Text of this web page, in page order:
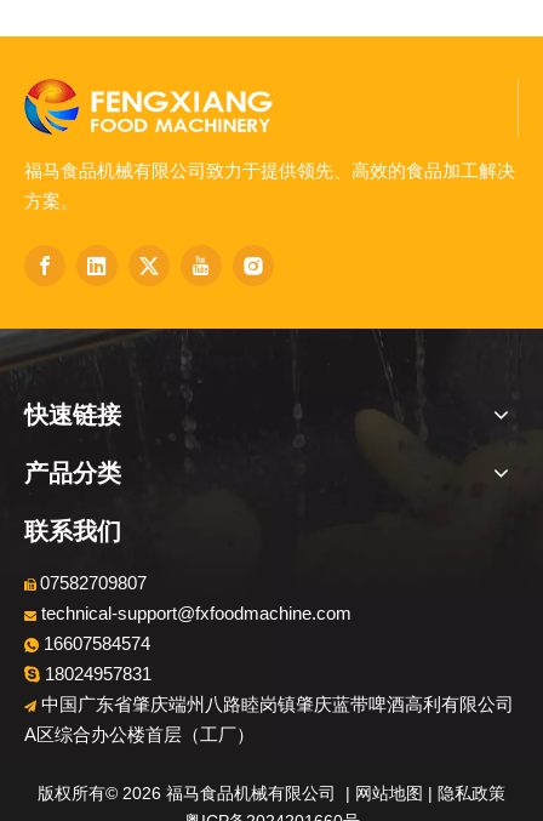
福马食品机械有限公司致力于提供领先、高效的食品加工解决
方案。
快速链接
产品分类
联系我们
 07582709807
 technical-support@fxfoodmachine.com
 16607584574
 18024957831
 中国广东省肇庆端州八路睦岗镇肇庆蓝带啤酒高利有限公司
A区综合办公楼首层（工厂）
​版权所有© 2026 福马食品机械有限公司 | 网站地图 | 隐私政策